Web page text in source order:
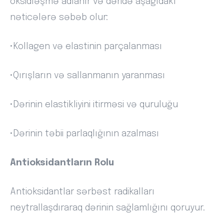
nəticələrə səbəb olur:
•Kollagen və elastinin parçalanması
•Qırışların və sallanmanın yaranması
•Dərinin elastikliyini itirməsi və quruluğu
•Dərinin təbii parlaqlığının azalması
Antioksidantların Rolu
Antioksidantlar sərbəst radikalları
neytrallaşdıraraq dərinin sağlamlığını qoruyur.